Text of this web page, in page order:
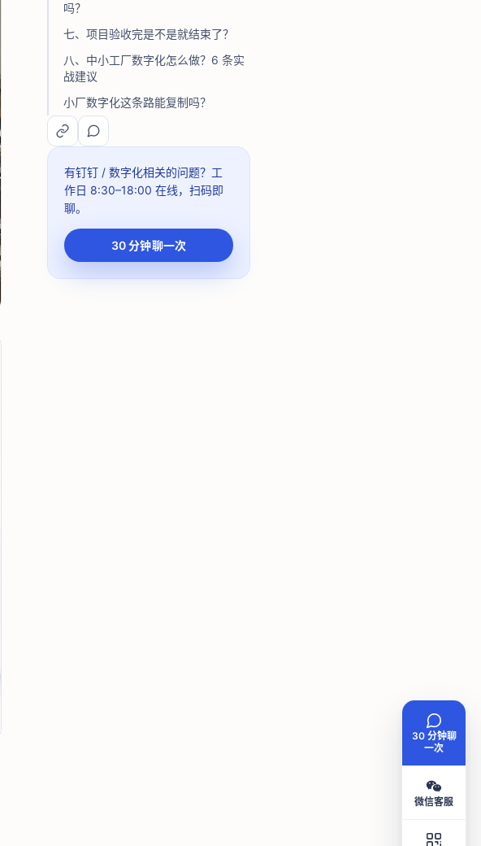
吗？
七、项目验收完是不是就结束了？
八、中小工厂数字化怎么做？6 条实
战建议
小厂数字化这条路能复制吗？
有钉钉 / 数字化相关的问题？ 工
作日 8:30–18:00 在线，扫码即
聊。
30 分钟聊一次
30 分钟聊
一次
微信客服